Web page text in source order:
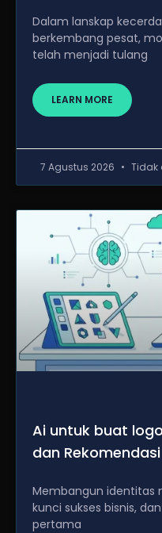
Dalam lanskap
berkembang pesat,
telah menjadi tulang
LEARN MORE
7 Agustus 2026 Tidak
Ai untuk buat
dan
Membangun identitas
kunci sukses bisnis,
pertama